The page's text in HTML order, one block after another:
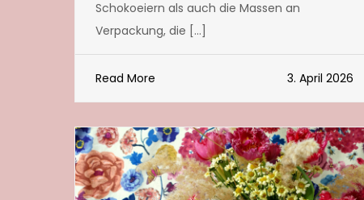
Schokoeiern als auch die Massen an
Verpackung, die […]
Read More 3. April 2026